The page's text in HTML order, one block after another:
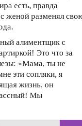
есть, правда
женой разменял
алиментщик с
Это что за
«Мама, ты не
эти сопляки, я
жизнь, он
Мы